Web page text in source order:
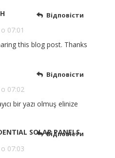
07:01
this blog post. Thanks
Відповісти
07:02
bir yazı olmuş elinize
Відповісти
SOLAR PANELS
07:03
Відповісти